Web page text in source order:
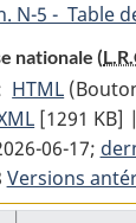
N-5 - Table
nationale (
HTML Texte
complet
:
Loi
sur
Texte
complet
:
Loi
[1291 KB] |
06-17;
Versions